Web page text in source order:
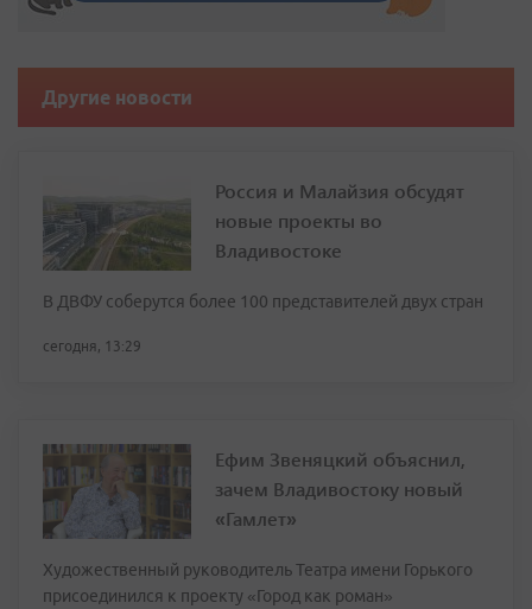
Другие новости
Россия и Малайзия обсудят
новые проекты во
Владивостоке
В ДВФУ соберутся более 100 представителей двух стран
сегодня, 13:29
Ефим Звеняцкий объяснил,
зачем Владивостоку новый
«Гамлет»
Художественный руководитель Театра имени Горького
присоединился к проекту «Город как роман»